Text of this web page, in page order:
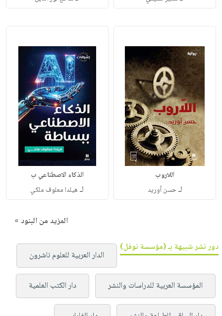
اللاروب
لـحسن أوريد
الذكاء الاصطناعي ب
لـ هيلدا معلوف ملكي
المزيد من البنود »
دور نشر شبيهة بـ (مؤسسة نوفل)
الدار العربية للعلوم ناشرون
المؤسسة العربية للدراسات والنشر دار الكتب العلمية